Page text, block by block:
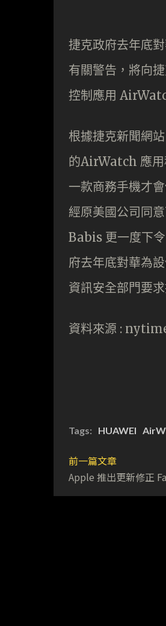
捷克政府去年底
有關警告，將向
控制應用
根據捷克新聞網
的AirWatch 應用
一款商務手機才
經原美國公司同
Babis 更一度下
府去年底對華為
資訊安全部門要
資料來源 :
Tags: HUAWEI
前一篇文章
Apple 推出更新修正